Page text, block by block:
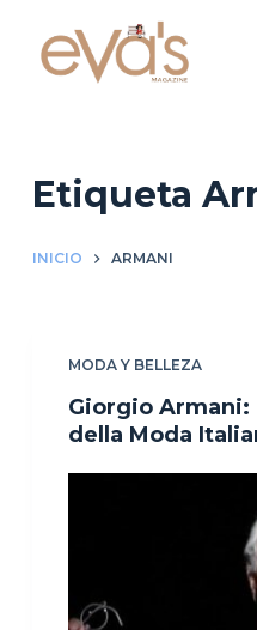
Etiqueta
INICIO ARMANI
MODA Y BELLEZA
Giorgio Armani:
della Moda